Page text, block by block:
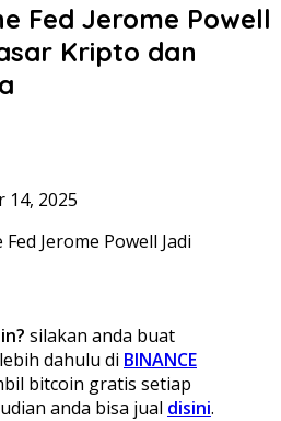
Fed Jerome Powell
Kripto dan
14, 2025
silakan anda buat
dahulu di BINANCE
bitcoin gratis setiap
anda bisa jual disini.